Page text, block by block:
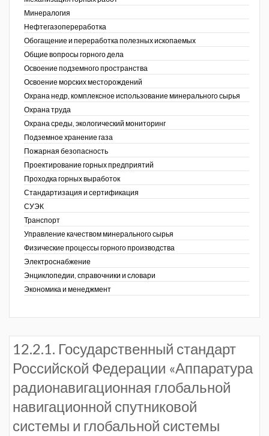
Минералогия
Нефтегазопереработка
Обогащение и переработка полезных ископаемых
Общие вопросы горного дела
Освоение подземного пространства
Освоение морских месторождений
Охрана недр, комплексное использование минерального сырья
Охрана труда
Охрана среды, экологический мониторинг
Подземное хранение газа
Пожарная безопасность
Проектирование горных предприятий
Проходка горных выработок
Стандартизация и сертификация
СУЭК
Транспорт
Управление качеством минерального сырья
Физические процессы горного производства
Электроснабжение
Энциклопедии, справочники и словари
Экономика и менеджмент
12.2.1. Государственный стандарт
Российской Федерации «Аппаратура
радионавигационная глобальной
навигационной спутниковой
системы и глобальной системы